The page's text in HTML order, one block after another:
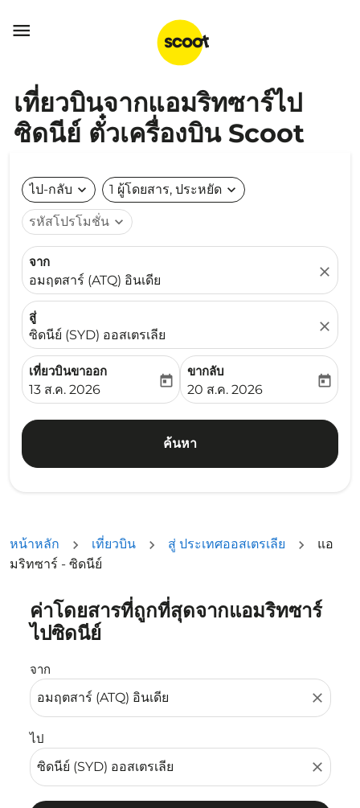

เที่ยวบินจากแอมริทซาร์ไป
ซิดนีย์ ตั๋วเครื่องบิน Scoot
ไป-กลับ expand_more 1 ผู้โดยสาร, ประหยัด expand_more
รหัสโปรโมชั่น expand_more
จาก
อมฤตสาร์ (ATQ) อินเดีย
close
สู่
ซิดนีย์ (SYD) ออสเตรเลีย
close
เที่ยวบินขาออก
fc-booking-departure-date-aria-label
13 ส.ค. 2026
today
ขากลับ
fc-booking-return-date-
20 ส.ค. 2026
today
ค้นหา
หน้าหลัก เที่ยวบิน สู่ ประเทศออสเตรเลีย
แอ
มริทซาร์ - ซิดนีย์
ค่าโดยสารที่ถูกที่สุดจากแอมริทซาร์
ไปซิดนีย์
จาก
close
ไป
close
ลองอัปเดตเส้นทางของคุณ (ต้นทางและ/หรือปลายทาง) หรื